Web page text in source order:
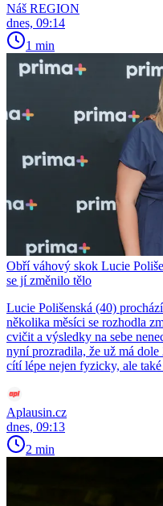
Náš REGION
dnes, 09:14
1 min
Obří váhový skok Lucie
se jí změnilo tělo
Lucie Polišenská (40)
několika měsíci se rozhodla
cvičit a výsledky na sebe
nyní prozradila, že už má
cítí lépe nejen fyzicky, ale
Aplausin.cz
dnes, 09:13
2 min